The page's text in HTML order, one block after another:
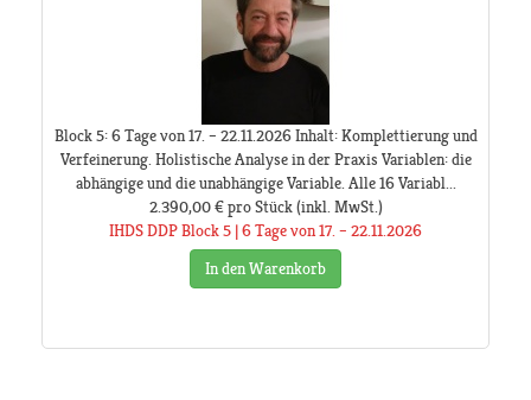
Block 5: 6 Tage von 17. – 22.11.2026 Inhalt: Komplettierung und
Verfeinerung. Holistische Analyse in der Praxis Variablen: die
abhängige und die unabhängige Variable. Alle 16 Variabl...
2.390,00 € pro Stück(inkl. MwSt.)
IHDS DDP Block 5 | 6 Tage von 17. – 22.11.2026
In den Warenkorb